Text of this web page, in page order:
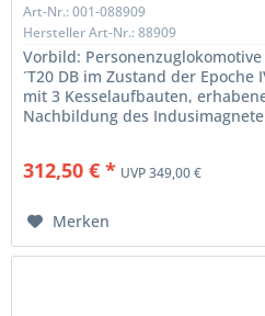
Art-Nr.: 001-088909
Hersteller Art-Nr.: 88909
Vorbild:
´T20 DB im Zustand der Epoche
mit 3 Kesselaufbauten,
Nachbildung des
312,50 € * UVP 349,00 €
Merken